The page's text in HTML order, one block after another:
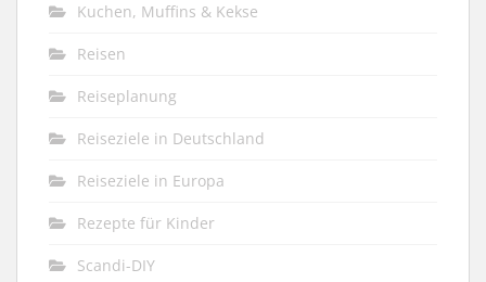
Kuchen, Muffins & Kekse
Reisen
Reiseplanung
Reiseziele in Deutschland
Reiseziele in Europa
Rezepte für Kinder
Scandi-DIY